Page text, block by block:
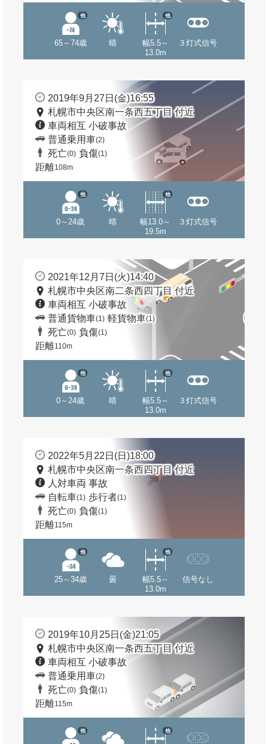
65～74歳
他
晴
幅5.5～
13.0m
他
３灯式信号
2019年9月27日(金)16:55
札幌市中央区南一条西五丁目 付近
車両相互 小破事故
普通乗用車(2)
死亡(0) 負傷(1)
距離108m
0～24歳
他
晴
幅13.0～
19.5m
他
３灯式信号
2021年12月7日(火)14:40
札幌市中央区南二条西四丁目 付近
車両相互 小破事故
普通貨物車(1) 軽貨物車(1)
死亡(0) 負傷(1)
距離110m
0～24歳
他
晴
幅5.5～
13.0m
他
３灯式信号
2022年5月22日(日)18:00
札幌市中央区南一条西四丁目 付近
人対車両 事故
自転車(1) 歩行者(1)
死亡(0) 負傷(1)
距離115m
25～34歳
他
曇
幅5.5～
13.0m
他
信号なし
2019年10月25日(金)21:05
札幌市中央区南一条西五丁目 付近
車両相互 小破事故
普通乗用車(2)
死亡(0) 負傷(1)
距離115m
他 他